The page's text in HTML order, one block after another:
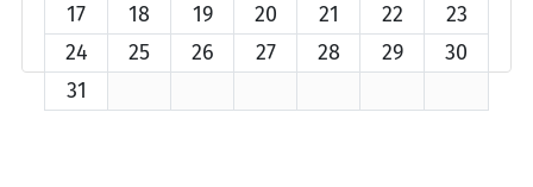
17
18 19 20 21 22
23
24
25 26 27 28 29
30
31